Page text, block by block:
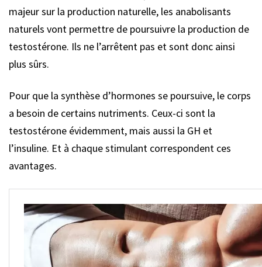
majeur sur la production naturelle, les anabolisants
naturels vont permettre de poursuivre la production de
testostérone. Ils ne l’arrêtent pas et sont donc ainsi
plus sûrs.
Pour que la synthèse d’hormones se poursuive, le corps
a besoin de certains nutriments. Ceux-ci sont la
testostérone évidemment, mais aussi la GH et
l’insuline. Et à chaque stimulant correspondent ces
avantages.